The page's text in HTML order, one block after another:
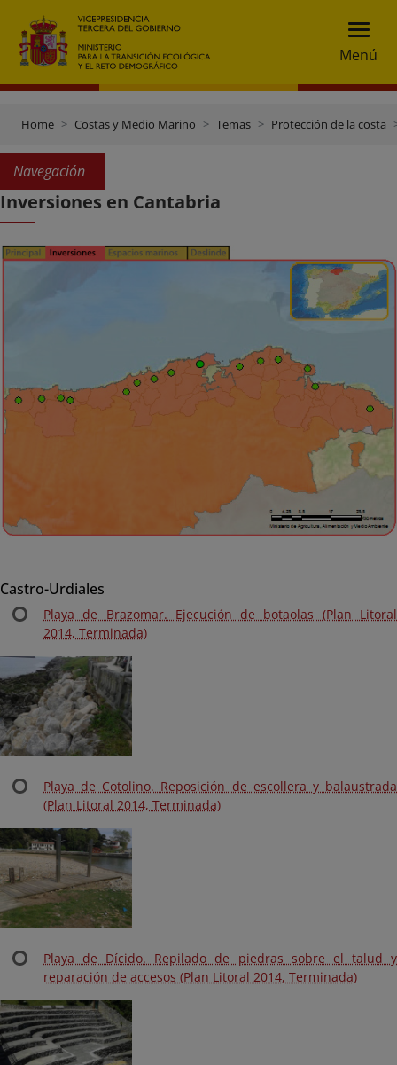
Menú
Home Costas y Medio Marino Temas Protección de la costa
Navegación
Inversiones en Cantabria
Castro-Urdiales
Playa de Brazomar. Ejecución de botaolas (Plan Litoral
2014, Terminada)
Playa de Cotolino. Reposición de escollera y balaustrada
(Plan Litoral 2014, Terminada)
Playa de Dícido. Repilado de piedras sobre el talud y
reparación de accesos (Plan Litoral 2014, Terminada)